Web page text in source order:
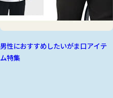
男性におすすめしたいがま口アイテ
ム特集